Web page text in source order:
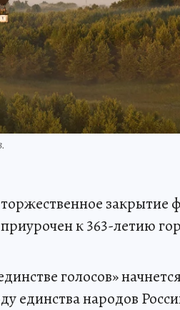
закрытие
к 363-летию
голосов»
единства народов